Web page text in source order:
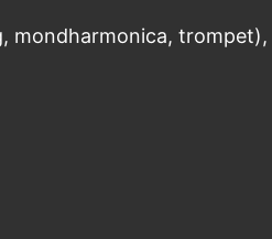
mondharmonica,